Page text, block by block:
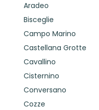
Aradeo
Bisceglie
Campo Marino
Castellana Grotte
Cavallino
Cisternino
Conversano
Cozze